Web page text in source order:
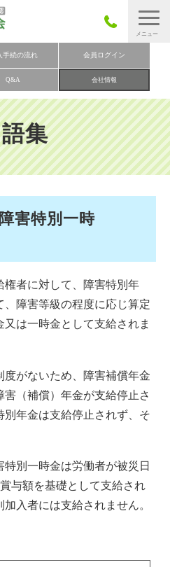
手続の流れ 会員ログイン
Q&A 会社情報
保険とは
の取りまとめ
入手続きの流れ
加入費用
入申込み
い合わせ
集
害特別一時
者に対して、障害特別年
障害等級の程度に応じ算定
は一時金として支給されま
がないため、障害補償年金
（補償）年金が支給停止さ
年金は支給停止されず、そ
別一時金は労働者が被災日
与額を基礎として支給され
入者には支給されません。